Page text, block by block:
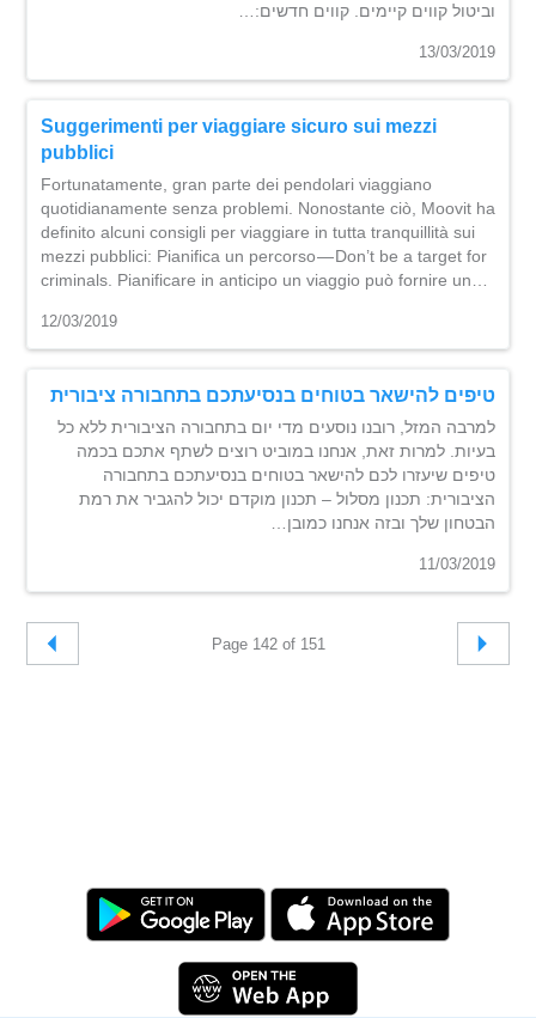
וביטול קווים קיימים. קווים חדשים:…
13/03/2019
Suggerimenti per viaggiare sicuro sui mezzi
pubblici
Fortunatamente, gran parte dei pendolari viaggiano
quotidianamente senza problemi. Nonostante ciò, Moovit ha
definito alcuni consigli per viaggiare in tutta tranquillità sui
mezzi pubblici: Pianifica un percorso — Don’t be a target for
criminals. Pianificare in anticipo un viaggio può fornire un…
12/03/2019
טיפים להישאר בטוחים בנסיעתכם בתחבורה ציבורית
למרבה המזל, רובנו נוסעים מדי יום בתחבורה הציבורית ללא כל
בעיות. למרות זאת, אנחנו במוביט רוצים לשתף אתכם בכמה
טיפים שיעזרו לכם להישאר בטוחים בנסיעתכם בתחבורה
הציבורית: תכנון מסלול – תכנון מוקדם יכול להגביר את רמת
הבטחון שלך ובזה אנחנו כמובן…
11/03/2019
Page 142 of 151